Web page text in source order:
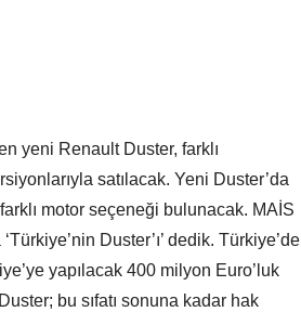
yeni Renault Duster, farklı
satılacak. Yeni Duster’da
motor seçeneği bulunacak. MAİS
Duster’ı’ dedik. Türkiye’de
yapılacak 400 milyon Euro’luk
bu sıfatı sonuna kadar hak